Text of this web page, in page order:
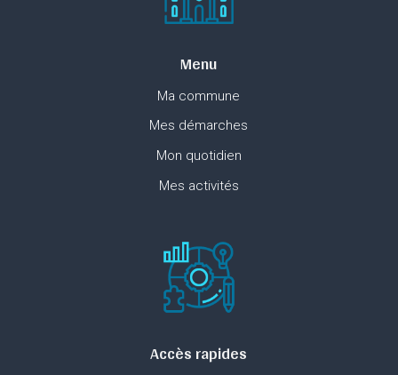
Menu
Ma commune
Mes démarches
Mon quotidien
Mes activités
Accès rapides